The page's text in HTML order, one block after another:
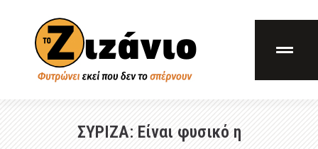
ΣΥΡΙΖΑ: Είναι φυσικό η